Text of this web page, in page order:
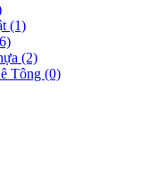
(1)
(2)
Tông (0)